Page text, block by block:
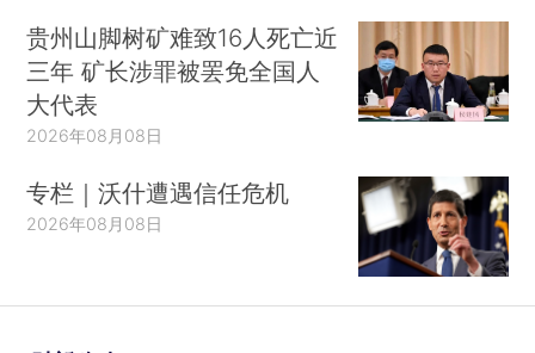
贵州山脚树矿难致16人死亡近
三年 矿长涉罪被罢免全国人
大代表
2026年08月08日
专栏｜沃什遭遇信任危机
2026年08月08日